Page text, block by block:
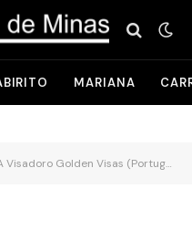
MARIANA
Golden Visas (Portugal) Apresenta a Incubadora Ignite Belmonte em Belmonte, Terra Natal de Pedro Álvares Cabral